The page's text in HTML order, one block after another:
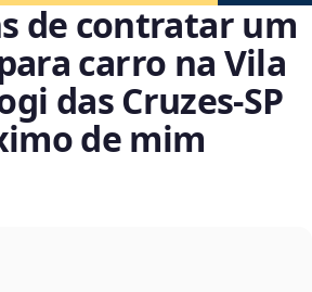
de contratar um
carro na Vila
das Cruzes‑SP
de mim